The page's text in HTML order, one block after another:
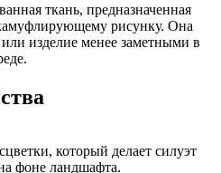
ткань, предназначенная
рисунку. Она
изделие менее заметными в
который делает силуэт
фоне ландшафта.